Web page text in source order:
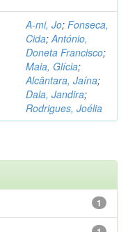
A-mi, Jo; Fonseca,
Cida;António,
Doneta Francisco;
Maia, Glícia;
Alcântara, Jaína;
Dala, Jandira;
Rodrigues, Joélia
1